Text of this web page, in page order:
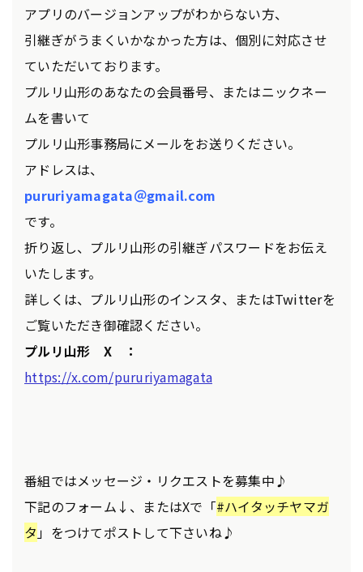
アプリのバージョンアップがわからない方、
引継ぎがうまくいかなかった方は、個別に対応させ
ていただいております。
プルリ山形のあなたの会員番号、またはニックネー
ムを書いて
プルリ山形事務局にメールをお送りください。
アドレスは、
pururiyamagata＠gmail.com
です。
折り返し、プルリ山形の引継ぎパスワードをお伝え
いたします。
詳しくは、プルリ山形のインスタ、またはTwitterを
ご覧いただき御確認ください。
プルリ山形 X ：
https://x.com/pururiyamagata
番組ではメッセージ・リクエストを募集中♪
下記のフォーム↓、またはXで「#ハイタッチヤマガ
タ」をつけてポストして下さいね♪